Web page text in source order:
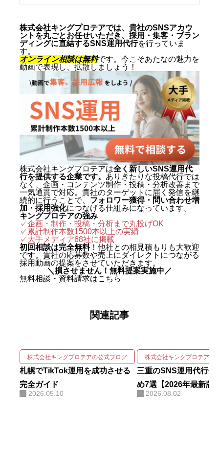
市生まれ。10代からSNSマーケテ
ィングの最前線に立ち、ショート
動画を軸にした集客・ブランディ
ングを専門とする。SNS運用代行
およびショート動画制作では累計
1,500本以上を手がけ、再生され
る動画の型と、フォロワーを「指
名・来店・売上」へ変える設計に
定評がある。 キャリアの原点は、
札幌でも有数のAI先進企業・株式
会社エグゼクティブマーケティン
グジャパン。執行役員を2年間務
め、AIO対策（AI検索最適化）を
はじめとする最先端のAIマーケテ
ィングを実戦の現場で体得した。
2024年に株式会社キングプロテア
を創業。 実績は数字で裏づけられ
ている。SNS運用代行事業では、
自社アカウントを「札幌 SNS運用
gleニュースをはじめ大手メディア
画・撮影・編集・運用をワンスト
ップで回しながら、そこにAIを掛
け合わせて成果を伸ばす実装力に
ある。AIコンサルティング・AI研
株式会社キングプロテアでは、貴社のSNSアカウ
ントを丸ごとお任せいただき、採用・集客・ブラン
ディングに直結するSNS運用代行を行っていま
す。
オンライン相談は無料です。今こそあたなの魅力を
動画で表現し、拡散しましょう！
株式会社キングプロテアは全く新しいSNS運用代
行を提供する企業です。 ありきたりな投稿代行では
なく、企画・コンテンツ制作・投稿・分析改善まで
一気通貫で対応。貴社のターゲットに届く発信を継
続的に行うことで、 フォロワー獲得・問い合わせ増
加・採用強化につなげる仕組みになっています。
キングプロテアの強み
✓企画・制作・投稿・分析まで丸投げOK
✓累計制作本数1500本以上の実績
✓大手メディア68社に掲載
初回相談は完全無料！他社との相見積もりも大歓迎
です。貴社の応募数や売上にダイレクトにつながる
採用動画の提案をさせていただきます。
＼損させません！無料提案実施中／
無料相談・資料請求はこちら
関連記事
株式会社キングプロテアの公式ブログ
札幌でTikTok運用を成功させる
完全ガイド
2026.05.10
株式会社キングプロテアの
三重のSNS運用代行会
め7選【2026年最新版
2026.08.02